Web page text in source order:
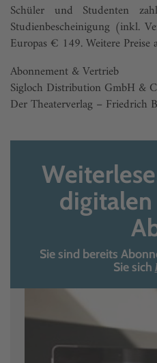
Schüler und Studenten
Studienbescheinigung (inkl.
Europas € 149. Weitere Preise
Abonnement & Vertrieb
Sigloch Distribution GmbH &
Der Theaterverlag – Friedrich
Sie sind bereits
Sie sich